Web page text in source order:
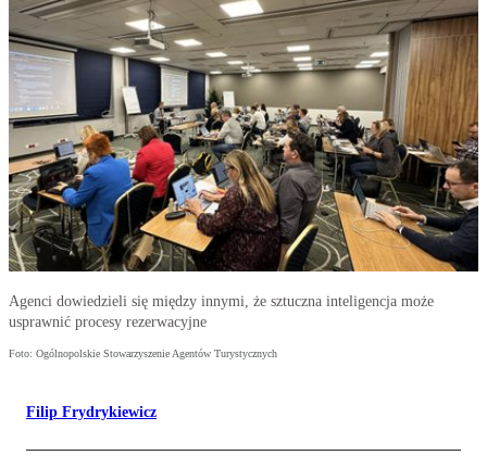
Agenci dowiedzieli się między innymi, że sztuczna inteligencja może
usprawnić procesy rezerwacyjne
Foto: Ogólnopolskie Stowarzyszenie Agentów Turystycznych
Filip Frydrykiewicz